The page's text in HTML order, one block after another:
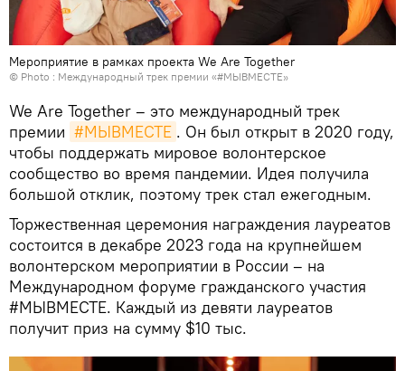
Мероприятие в рамках проекта We Are Together
© Photo : Международный трек премии «#МЫВМЕСТЕ»
We Are Together – это международный трек
премии #МЫВМЕСТЕ . Он был открыт в 2020 году,
чтобы поддержать мировое волонтерское
сообщество во время пандемии. Идея получила
большой отклик, поэтому трек стал ежегодным.
Торжественная церемония награждения лауреатов
состоится в декабре 2023 года на крупнейшем
волонтерском мероприятии в России – на
Международном форуме гражданского участия
#МЫВМЕСТЕ. Каждый из девяти лауреатов
получит приз на сумму $10 тыс.